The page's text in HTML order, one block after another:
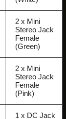
2 x Mini
Stereo Jack
Female
(Green)
2 x Mini
Stereo Jack
Female
(Pink)
1 x DC Jack